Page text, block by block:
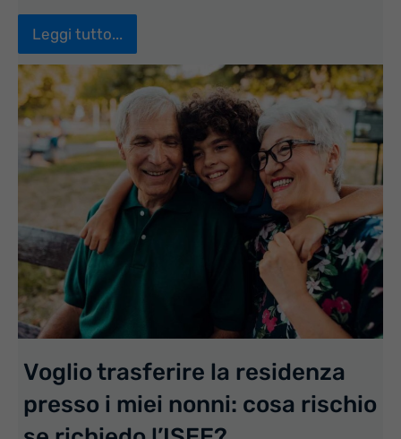
Leggi tutto...
Voglio trasferire la residenza
presso i miei nonni: cosa rischio